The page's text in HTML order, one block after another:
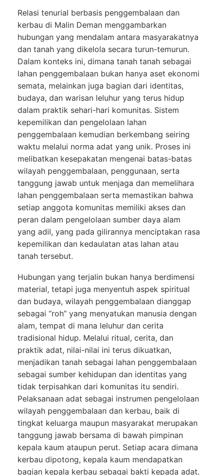
Relasi tenurial berbasis penggembalaan dan
kerbau di Malin Deman menggambarkan
hubungan yang mendalam antara masyarakatnya
dan tanah yang dikelola secara turun-temurun.
Dalam konteks ini, dimana tanah tanah sebagai
lahan penggembalaan bukan hanya aset ekonomi
semata, melainkan juga bagian dari identitas,
budaya, dan warisan leluhur yang terus hidup
dalam praktik sehari-hari komunitas. Sistem
kepemilikan dan pengelolaan lahan
penggembalaan kemudian berkembang seiring
waktu melalui norma adat yang unik. Proses ini
melibatkan kesepakatan mengenai batas-batas
wilayah penggembalaan, penggunaan, serta
tanggung jawab untuk menjaga dan memelihara
lahan penggembalaan serta memastikan bahwa
setiap anggota komunitas memiliki akses dan
peran dalam pengelolaan sumber daya alam
yang adil, yang pada gilirannya menciptakan rasa
kepemilikan dan kedaulatan atas lahan atau
tanah tersebut.
Hubungan yang terjalin bukan hanya berdimensi
material, tetapi juga menyentuh aspek spiritual
dan budaya, wilayah penggembalaan dianggap
sebagai “roh” yang menyatukan manusia dengan
alam, tempat di mana leluhur dan cerita
tradisional hidup. Melalui ritual, cerita, dan
praktik adat, nilai-nilai ini terus dikuatkan,
menjadikan tanah sebagai lahan penggembalaan
sebagai sumber kehidupan dan identitas yang
tidak terpisahkan dari komunitas itu sendiri.
Pelaksanaan adat sebagai instrumen pengelolaan
wilayah penggembalaan dan kerbau, baik di
tingkat keluarga maupun masyarakat merupakan
tanggung jawab bersama di bawah pimpinan
kepala kaum ataupun perut. Setiap acara dimana
kerbau dipotong, kepala kaum mendapatkan
bagian kepala kerbau sebagai bakti kepada adat.